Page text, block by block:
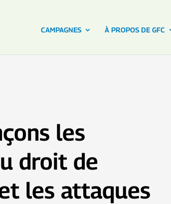
CAMPAGNES À PROPOS DE GFC
les
droit de
les attaques